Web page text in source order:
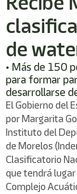
de
• Más de 150
para formar
desarrollarse
El Gobierno del
por Margarita
Instituto del
de Morelos
Clasificatorio
que tendrá
Complejo